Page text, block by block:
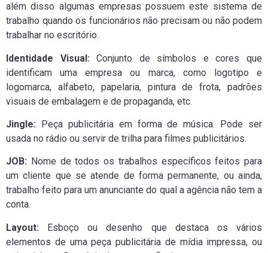
além disso algumas empresas possuem este sistema de
trabalho quando os funcionários não precisam ou não podem
trabalhar no escritório.
Identidade Visual: Conjunto de símbolos e cores que
identificam uma empresa ou marca, como logotipo e
logomarca, alfabeto, papelaria, pintura de frota, padrões
visuais de embalagem e de propaganda, etc.
Jingle: Peça publicitária em forma de música. Pode ser
usada no rádio ou servir de trilha para filmes publicitários.
JOB: Nome de todos os trabalhos específicos feitos para
um cliente que se atende de forma permanente, ou ainda,
trabalho feito para um anunciante do qual a agência não tem a
conta.
Layout: Esboço ou desenho que destaca os vários
elementos de uma peça publicitária de mídia impressa, ou